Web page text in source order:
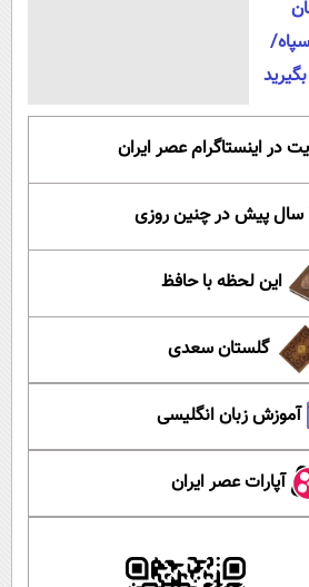
در اینستاگرام عصر ایران
این لحظه با حافظ
گلستان سعدی
آموزش زبان انگلیسی
آپارات عصر ایران